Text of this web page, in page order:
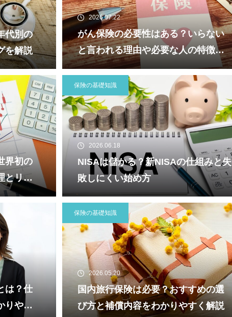
代別の
を解説
2026.07.22
がん保険の必要性はある？いらない
と言われる理由や必要な人の特徴を
解説
界初の
とリス
保険の基礎知識
2026.06.18
NISAは儲かる？新NISAの仕組みと失
敗しにくい始め方
は？仕
りやす
保険の基礎知識
2026.05.20
国内旅行保険は必要？おすすめの選
び方と補償内容をわかりやすく解説